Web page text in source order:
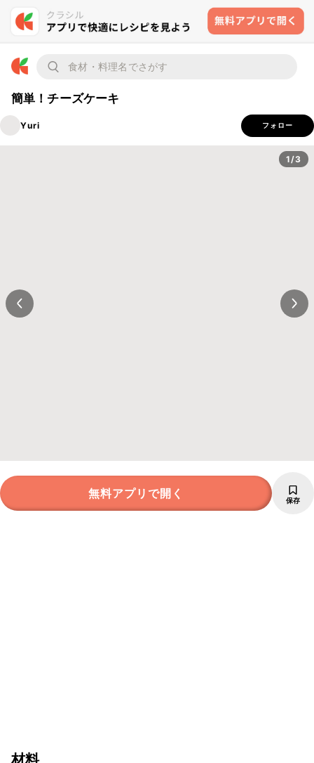
簡単！チーズケーキ
Yuri フォロー
1/3
無料アプリで開く 保存
材料